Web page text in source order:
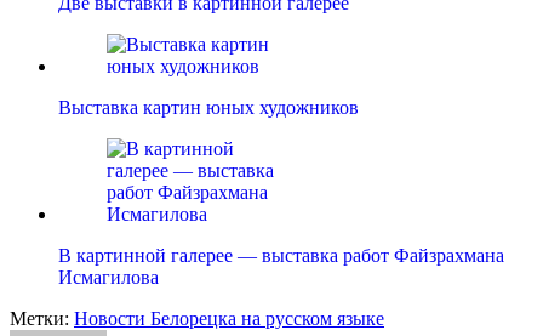
Выставка картин юных художников
В картинной галерее — выставка работ Файзрахмана
Исмагилова
Метки: Новости Белорецка на русском языке